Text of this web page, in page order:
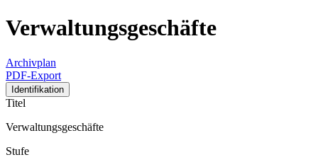
Verwaltungsgeschäfte
Archivplan
PDF-Export
Identifikation
Titel
Verwaltungsgeschäfte
Stufe